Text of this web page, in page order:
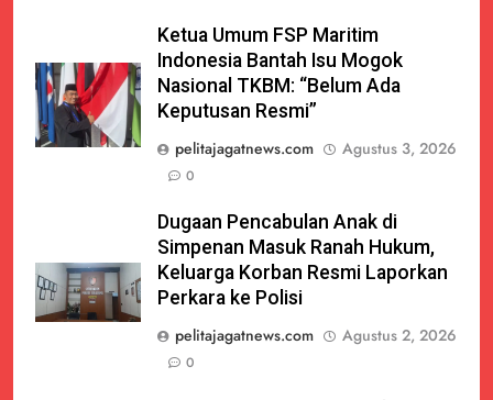
Ketua Umum FSP Maritim
Indonesia Bantah Isu Mogok
Nasional TKBM: “Belum Ada
Keputusan Resmi”
pelitajagatnews.com
Agustus 3, 2026
0
Dugaan Pencabulan Anak di
Simpenan Masuk Ranah Hukum,
Keluarga Korban Resmi Laporkan
Perkara ke Polisi
pelitajagatnews.com
Agustus 2, 2026
0